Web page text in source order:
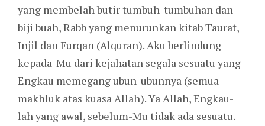
yang membelah butir tumbuh-tumbuhan dan
biji buah, Rabb yang menurunkan kitab Taurat,
Injil dan Furqan (Alquran). Aku berlindung
kepada-Mu dari kejahatan segala sesuatu yang
Engkau memegang ubun-ubunnya (semua
makhluk atas kuasa Allah). Ya Allah, Engkau-
lah yang awal, sebelum-Mu tidak ada sesuatu.